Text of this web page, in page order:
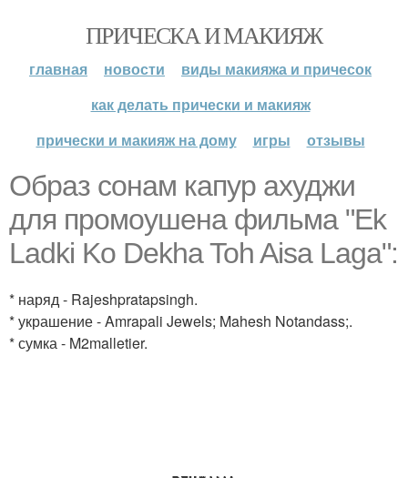
ПРИЧЕСКА И МАКИЯЖ
главная новости
виды макияжа и причесок
как делать прически и макияж
прически и макияж на дому
игры отзывы
Образ сонам капур ахуджи
для промоушена фильма "Ek
Ladki Ko Dekha Toh Aisa Laga":
* наряд - Rajeshpratapsingh.
* украшение - Amrapali Jewels; Mahesh Notandass;.
* сумка - M2malletier.